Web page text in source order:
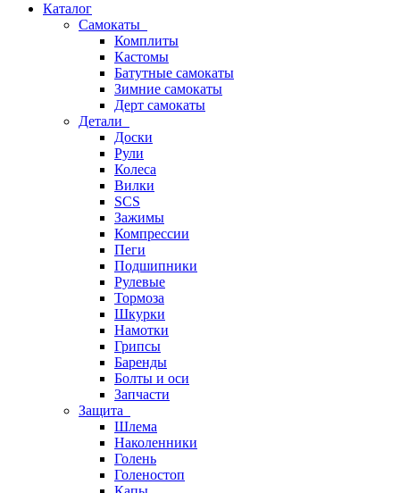
Каталог
Самокаты
Комплиты
Кастомы
Батутные самокаты
Зимние самокаты
Дерт самокаты
Детали
Доски
Рули
Колеса
Вилки
SCS
Зажимы
Компрессии
Пеги
Подшипники
Рулевые
Тормоза
Шкурки
Намотки
Грипсы
Баренды
Болты и оси
Запчасти
Защита
Шлема
Наколенники
Голень
Голеностоп